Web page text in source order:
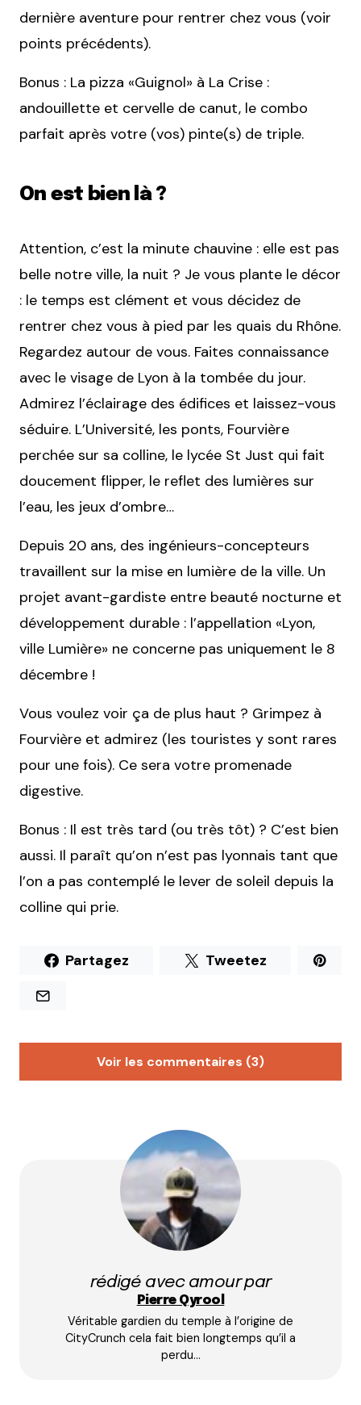
dernière aventure pour rentrer chez vous (voir
points précédents).
Bonus : La pizza «Guignol» à La Crise :
andouillette et cervelle de canut, le combo
parfait après votre (vos) pinte(s) de triple.
On est bien là ?
Attention, c’est la minute chauvine : elle est pas
belle notre ville, la nuit ? Je vous plante le décor
: le temps est clément et vous décidez de
rentrer chez vous à pied par les quais du Rhône.
Regardez autour de vous. Faites connaissance
avec le visage de Lyon à la tombée du jour.
Admirez l’éclairage des édifices et laissez-vous
séduire. L’Université, les ponts, Fourvière
perchée sur sa colline, le lycée St Just qui fait
doucement flipper, le reflet des lumières sur
l’eau, les jeux d’ombre…
Depuis 20 ans, des ingénieurs-concepteurs
travaillent sur la mise en lumière de la ville. Un
projet avant-gardiste entre beauté nocturne et
développement durable : l’appellation «Lyon,
ville Lumière» ne concerne pas uniquement le 8
décembre !
Vous voulez voir ça de plus haut ? Grimpez à
Fourvière et admirez (les touristes y sont rares
pour une fois). Ce sera votre promenade
digestive.
Bonus : Il est très tard (ou très tôt) ? C’est bien
aussi. Il paraît qu’on n’est pas lyonnais tant que
l’on a pas contemplé le lever de soleil depuis la
colline qui prie.
Partagez Tweetez
Voir les commentaires (3)
Aaah les zombies ! Ils sont partout !
11 avril 2014 à 18 h 46 min
Petite précision : les bus de nuit fonctionnent du
11 avril 2014 à 21 h 02 min
rédigé avec amour par
Pierre Qyrool
Véritable gardien du temple à l’origine de
CityCrunch cela fait bien longtemps qu’il a
perdu…